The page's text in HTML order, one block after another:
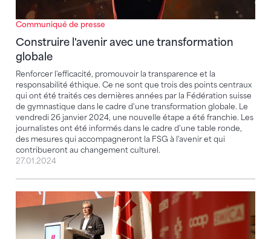
Communiqué de presse
Construire l'avenir avec une transformation
globale
Renforcer l'efficacité, promouvoir la transparence et la
responsabilité éthique. Ce ne sont que trois des points centraux
qui ont été traités ces dernières années par la Fédération suisse
de gymnastique dans le cadre d'une transformation globale. Le
vendredi 26 janvier 2024, une nouvelle étape a été franchie. Les
journalistes ont été informés dans le cadre d'une table ronde,
des mesures qui accompagneront la FSG à l'avenir et qui
contribueront au changement culturel.
27.01.2024
Adoption du budget et de la stratégie – Nouveau